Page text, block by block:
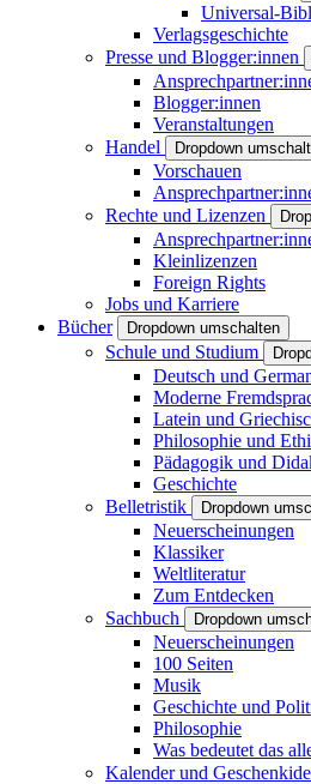
Universal-
Verlagsgeschichte
Presse und Blogger:innen
Blogger:innen
Veranstaltungen
Handel
Dropdown
Vorschauen
Rechte und Lizenzen
Kleinlizenzen
Foreign Rights
Jobs und Karriere
Bücher
Dropdown umschalten
Schule und Studium
Deutsch und
Moderne
Latein und
Philosophie und
Pädagogik und
Geschichte
Belletristik
Dropdown
Neuerscheinungen
Klassiker
Weltliteratur
Zum Entdecken
Sachbuch
Dropdown
Neuerscheinungen
100 Seiten
Musik
Geschichte und
Philosophie
Was bedeutet das
Kalender und